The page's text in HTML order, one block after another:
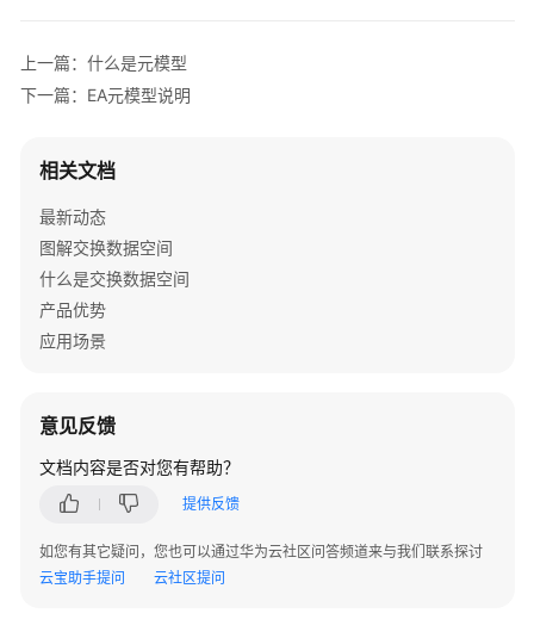
换
数
间）
用
户
指
南
（DMAP
数
DMAP
小
产
品
上一篇：什么是元模型
下一篇：EA元模型说明
相关文档
最新动态
图解交换数据空间
什么是交换数据空间
产品优势
应用场景
意见反馈
文档内容是否对您有帮助？
提供反馈
如您有其它疑问，您也可以通过华为云社区问答频道来与我们联系探讨
云宝助手提问
云社区提问